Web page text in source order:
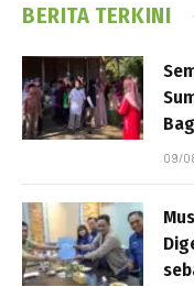
BERITA TERKINI
09/